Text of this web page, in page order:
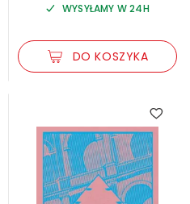
WYSYŁAMY W 24H
DO KOSZYKA